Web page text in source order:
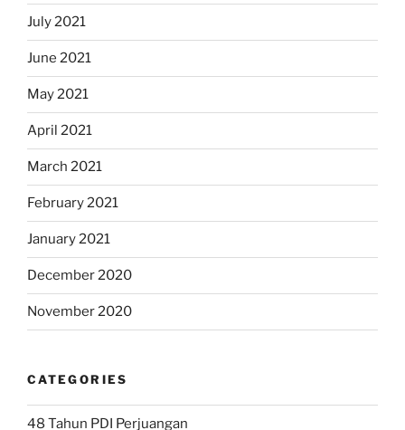
July 2021
June 2021
May 2021
April 2021
March 2021
February 2021
January 2021
December 2020
November 2020
CATEGORIES
48 Tahun PDI Perjuangan